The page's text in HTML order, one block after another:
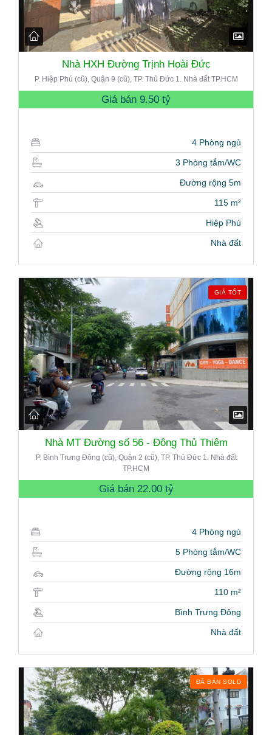
Nhà HXH Đường Trịnh Hoài Đức
P. Hiệp Phú (cũ), Quận 9 (cũ), TP. Thủ Đức 1. Nhà đất TP.HCM
Giá bán 9.50 tỷ
4 Phòng ngủ
3 Phòng tắm/WC
Đường rộng 5m
115 m²
Hiệp Phú
Nhà đất
GIÁ TỐT
Nhà MT Đường số 56 - Đông Thủ Thiêm
P. Bình Trưng Đông (cũ), Quận 2 (cũ), TP. Thủ Đức 1. Nhà đất
TP.HCM
Giá bán 22.00 tỷ
4 Phòng ngủ
5 Phòng tắm/WC
Đường rộng 16m
110 m²
Bình Trưng Đông
Nhà đất
ĐÃ BÁN SOLD